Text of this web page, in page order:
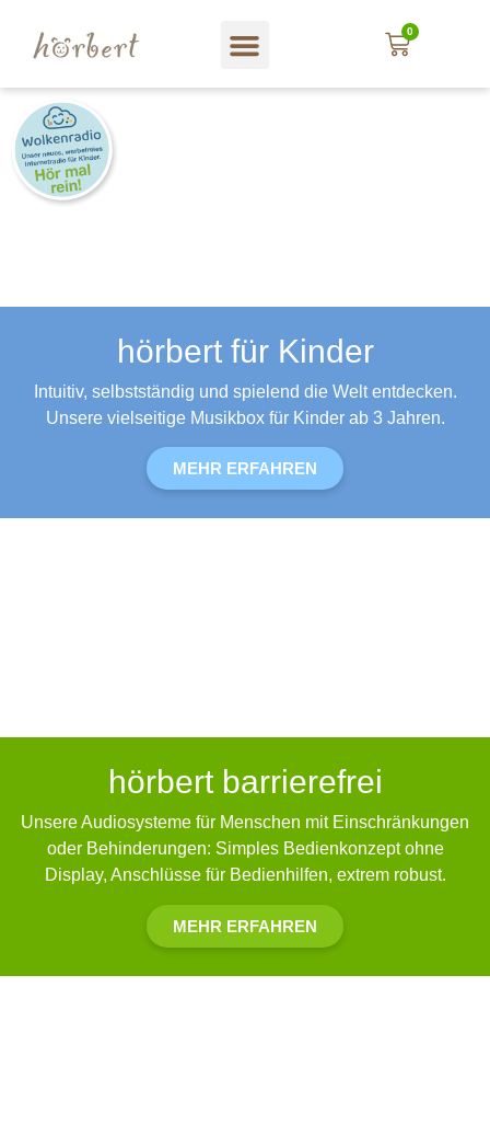
0
hörbert für Kinder
Intuitiv, selbstständig und spielend die Welt entdecken.
Unsere vielseitige Musikbox für Kinder ab 3 Jahren.
MEHR ERFAHREN
hörbert barrierefrei
Unsere Audiosysteme für Menschen mit Einschränkungen
oder Behinderungen: Simples Bedienkonzept ohne
Display, Anschlüsse für Bedienhilfen, extrem robust.
MEHR ERFAHREN